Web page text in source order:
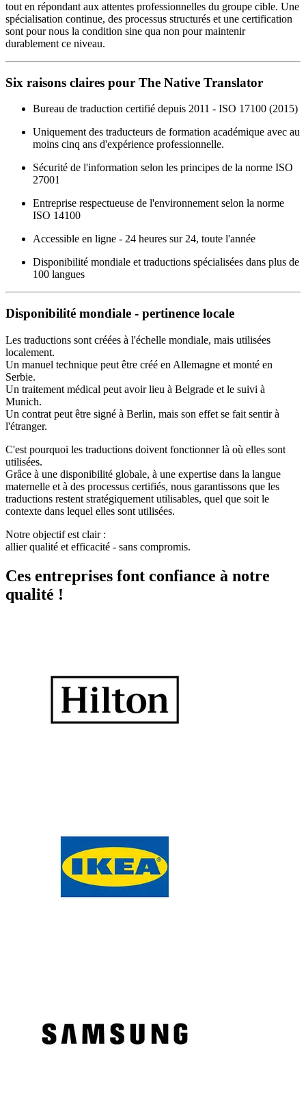
tout en répondant aux attentes professionnelles du groupe cible. Une
spécialisation continue, des processus structurés et une certification
sont pour nous la condition sine qua non pour maintenir
durablement ce niveau.
Six raisons claires pour The Native Translator
Bureau de traduction certifié depuis 2011 - ISO 17100 (2015)
Uniquement des traducteurs de formation académique avec au
moins cinq ans d'expérience professionnelle.
Sécurité de l'information selon les principes de la norme ISO
27001
Entreprise respectueuse de l'environnement selon la norme
ISO 14100
Accessible en ligne - 24 heures sur 24, toute l'année
Disponibilité mondiale et traductions spécialisées dans plus de
100 langues
Disponibilité mondiale - pertinence locale
Les traductions sont créées à l'échelle mondiale, mais utilisées
localement.
Un manuel technique peut être créé en Allemagne et monté en
Serbie.
Un traitement médical peut avoir lieu à Belgrade et le suivi à
Munich.
Un contrat peut être signé à Berlin, mais son effet se fait sentir à
l'étranger.
C'est pourquoi les traductions doivent fonctionner là où elles sont
utilisées.
Grâce à une disponibilité globale, à une expertise dans la langue
maternelle et à des processus certifiés, nous garantissons que les
traductions restent stratégiquement utilisables, quel que soit le
contexte dans lequel elles sont utilisées.
Notre objectif est clair :
allier qualité et efficacité - sans compromis.
Ces entreprises font confiance à notre
qualité !